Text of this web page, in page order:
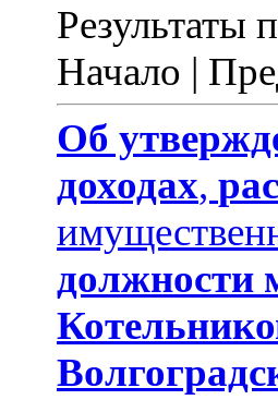
Результаты
Начало |
Об
доходах,
должности